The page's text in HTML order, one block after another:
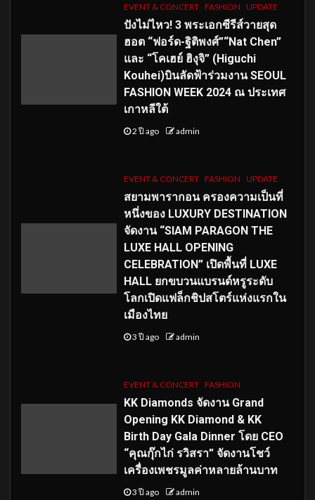
EVENT & CONCERT FASHION UPDATE
ปังไม่ไหว! 3 พระเอกซีรีส์วายสุด
ฮอต “ฟอร์ด-ฐิติพงศ์”“Nat Chen”
และ “โคเฮย์ ฮิงุจิ” (Higuchi
Kouhei)บินลัดฟ้าร่วมงาน SEOUL
FASHION WEEK 2024 ณ ประเทศ
เกาหลีใต้
2 ปี ago admin
EVENT & CONCERT FASHION UPDATE
สยามพารากอน ครองความเป็นที่
หนึ่งของ LUXURY DESTINATION
จัดงาน “SIAM PARAGON THE
LUXE HALL OPENING
CELEBRATION” เปิดพื้นที่ LUXE
HALL ยกขบวนแบรนด์หรูระดับ
โลกเปิดแฟล็กชิปสโตร์แห่งแรกใน
เมืองไทย
3 ปี ago admin
EVENT & CONCERT FASHION
KK Diamonds จัดงาน Grand
Opening KK Diamond & KK
Birth Day Gala Dinner โดย CEO
“คุณกุ๊กไก่ รวิสรา” จัดงานโชว์
เครื่องเพชรมูลค่าหลายล้านบาท
3 ปี ago admin